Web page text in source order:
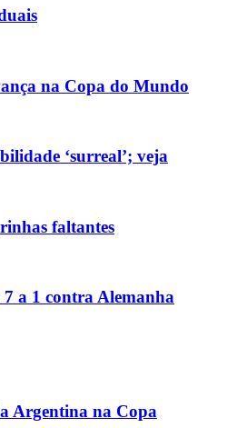
na Copa do Mundo
‘surreal’; veja
faltantes
a 1 contra Alemanha
Argentina na Copa